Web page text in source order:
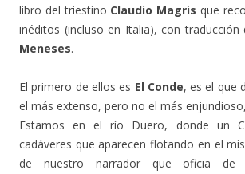
libro del triestino Claudio Magris que
inéditos (incluso en Italia), con traducción
Meneses.
El primero de ellos es El Conde, es el que
el más extenso, pero no el más
Estamos en el río Duero, donde un
cadáveres que aparecen flotando en el
de nuestro narrador que oficia de